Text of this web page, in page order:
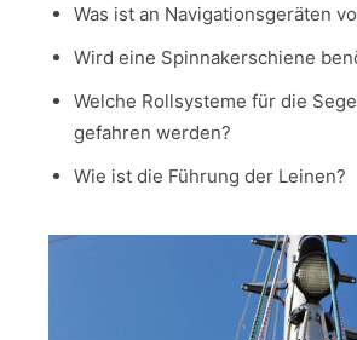
Was ist an Navigationsgeräten
Wird eine Spinnakerschiene
Welche Rollsysteme für die
gefahren werden?
Wie ist die Führung der Leinen?